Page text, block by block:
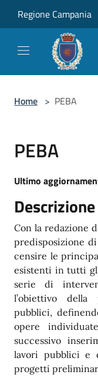
Regione Campania
Home > PEBA
PEBA
Ultimo
Descrizione
Con la redazione
predisposizione
censire le
esistenti in tutti
serie di
l’obiettivo della
pubblici,
opere
successivo
lavori pubblici e
progetti